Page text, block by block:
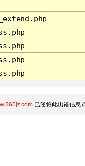
已经将此出错信息